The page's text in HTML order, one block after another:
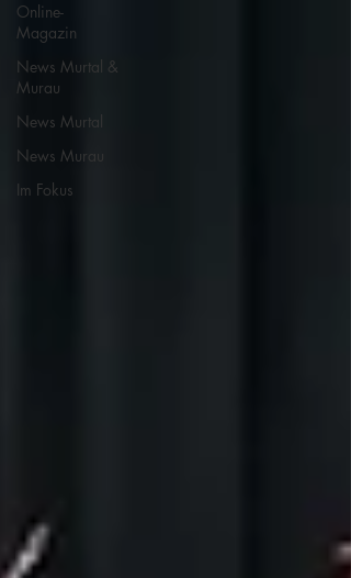
Online-
Magazin
News Murtal &
Murau
News Murtal
News Murau
Im Fokus